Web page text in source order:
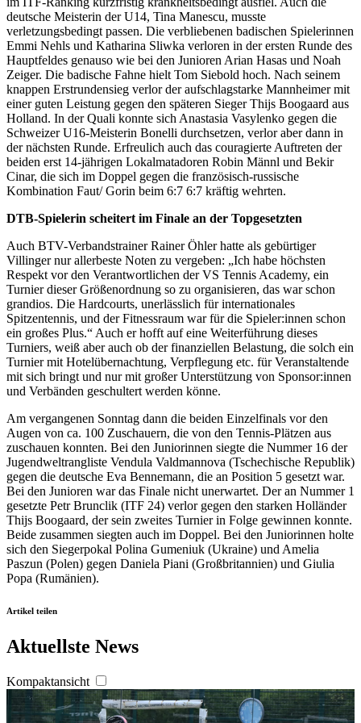
Wir verwenden Cookies, um Inhalte und Anzeigen zu
personalisieren, Funktionen für soziale Medien anbieten
zu können und die Zugriffe auf unsere Website zu
analysieren. Außerdem geben wir Informationen zu Ihrer
Verwendung unserer Website an unsere Partner für
soziale Medien, Werbung und Analysen weiter. Unsere
Partner führen diese Informationen möglicherweise mit
weiteren Daten zusammen, die Sie ihnen bereitgestellt
haben oder die sie im Rahmen Ihrer Nutzung der Dienste
gesammelt haben. DieCookie-Einstellungenkönnen
jederzeit über den Link im Footer aufgerufen und
deutsche Meisterin der U14, Tina Manescu, musste
verletzungsbedingt passen. Die verbliebenen badischen Spielerinnen
Emmi Nehls und Katharina Sliwka verloren in der ersten Runde des
Hauptfeldes genauso wie bei den Junioren Arian Hasas und Noah
Zeiger. Die badische Fahne hielt Tom Siebold hoch. Nach seinem
knappen Erstrundensieg verlor der aufschlagstarke Mannheimer mit
einer guten Leistung gegen den späteren Sieger Thijs Boogaard aus
Holland. In der Quali konnte sich Anastasia Vasylenko gegen die
Schweizer U16-Meisterin Bonelli durchsetzen, verlor aber dann in
der nächsten Runde. Erfreulich auch das couragierte Auftreten der
beiden erst 14-jährigen Lokalmatadoren Robin Männl und Bekir
Cinar, die sich im Doppel gegen die französisch-russische
Kombination Faut/ Gorin beim 6:7 6:7 kräftig wehrten.
DTB-Spielerin scheitert im Finale an der Topgesetzten
Auch BTV-Verbandstrainer Rainer Öhler hatte als gebürtiger
Villinger nur allerbeste Noten zu vergeben: „Ich habe höchsten
Respekt vor den Verantwortlichen der VS Tennis Academy, ein
Turnier dieser Größenordnung so zu organisieren, das war schon
grandios. Die Hardcourts, unerlässlich für internationales
Spitzentennis, und der Fitnessraum war für die Spieler:innen schon
ein großes Plus.“ Auch er hofft auf eine Weiterführung dieses
Turniers, weiß aber auch ob der finanziellen Belastung, die solch ein
Turnier mit Hotelübernachtung, Verpflegung etc. für Veranstaltende
mit sich bringt und nur mit großer Unterstützung von Sponsor:innen
und Verbänden geschultert werden könne.
Am vergangenen Sonntag dann die beiden Einzelfinals vor den
Augen von ca. 100 Zuschauern, die von den Tennis-Plätzen aus
zuschauen konnten. Bei den Juniorinnen siegte die Nummer 16 der
Jugendweltrangliste Vendula Valdmannova (Tschechische Republik)
gegen die deutsche Eva Bennemann, die an Position 5 gesetzt war.
Bei den Junioren war das Finale nicht unerwartet. Der an Nummer 1
gesetzte Petr Brunclik (ITF 24) verlor gegen den starken Holländer
Thijs Boogaard, der sein zweites Turnier in Folge gewinnen konnte.
Beide zusammen siegten auch im Doppel. Bei den Juniorinnen holte
sich den Siegerpokal Polina Gumeniuk (Ukraine) und Amelia
Paszun (Polen) gegen Daniela Piani (Großbritannien) und Giulia
Popa (Rumänien).
Artikel teilen
Aktuellste News
Kompaktansicht